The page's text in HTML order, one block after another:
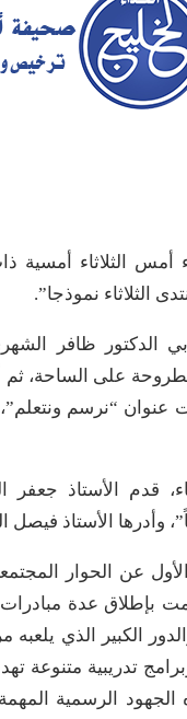
أمس الثلاثاء أمسية
الثلاثاء نموذجا”.
الدكتور ظافر
على الساحة،
عنوان “نرسم
قدم الأستاذ جعفر
وأدرها الأستاذ فيصل
عن الحوار
بإطلاق عدة
الكبير الذي
تدريبية متنوعة
الجهود الرسمية